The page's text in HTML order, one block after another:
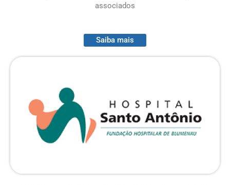
associados
Saiba mais